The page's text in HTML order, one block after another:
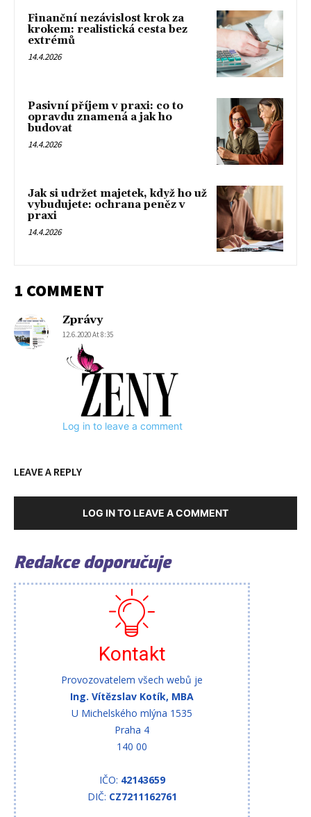
Finanční nezávislost krok za
krokem: realistická cesta bez
extrémů
14.4.2026
Pasivní příjem v praxi: co to
opravdu znamená a jak ho
budovat
14.4.2026
Jak si udržet majetek, když ho už
vybudujete: ochrana peněz v
praxi
14.4.2026
1 COMMENT
Zprávy
12.6.2020 At 8:35
Log in to leave a comment
LEAVE A REPLY
LOG IN TO LEAVE A COMMENT
Redakce doporučuje
Kontakt
Provozovatelem všech webů je
Ing. Vítězslav Kotík, MBA
U Michelského mlýna 1535
Praha 4
140 00
IČO: 42143659
DIČ: CZ7211162761